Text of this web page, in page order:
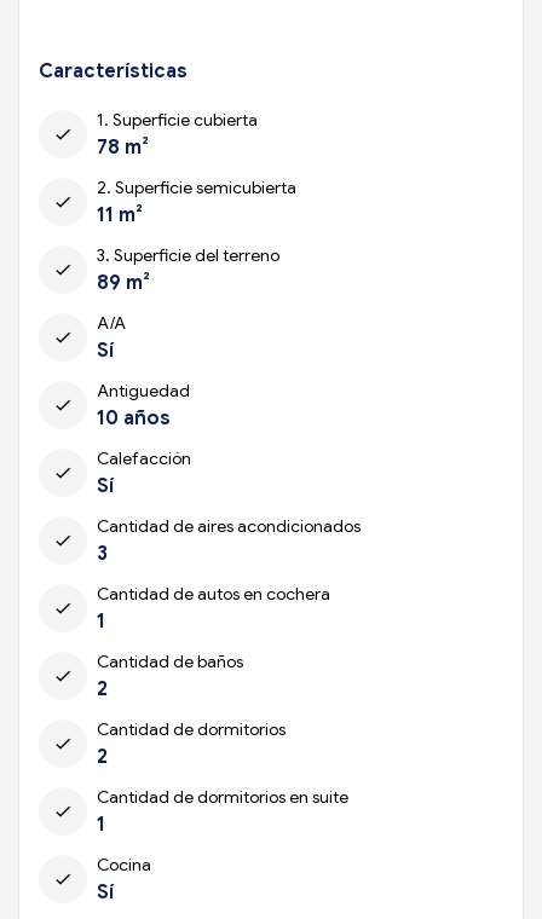
Características
check
1. Superficie cubierta
78 m²
check
2. Superficie semicubierta
11 m²
check
3. Superficie del terreno
89 m²
check
A/A
Sí
check
Antiguedad
10 años
check
Calefacción
Sí
check
Cantidad de aires acondicionados
3
check
Cantidad de autos en cochera
1
check
Cantidad de baños
2
check
Cantidad de dormitorios
2
check
Cantidad de dormitorios en suite
1
check
Cocina
Sí